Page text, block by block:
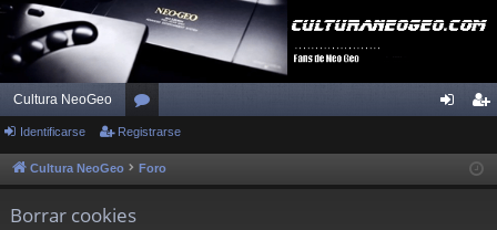
Cultura NeoGeo
or
os ist
Identificarse Registrarse
Cultura NeoGeo Foro
Borrar cookies